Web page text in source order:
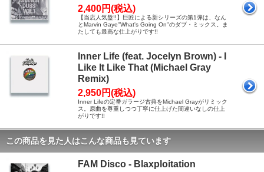
2,400円(税込)
【当店人気盤!!】巨匠による新シリーズの第1弾は、なん
とMarvin Gaye"What's Going On"のダブ・ミックス。ま
たしても最高な仕上がりです!!
Inner Life (feat. Jocelyn Brown) - I
Like It Like That (Michael Gray
Remix)
2,950円(税込)
Inner Lifeの定番ガラージ古典をMichael Grayがリミック
ス。原曲を尊重しつつ丁寧に仕上げた間違いなしの仕上
がりです!!
この商品を見た人はこんな商品も見ています
FAM Disco - Blaxploitation